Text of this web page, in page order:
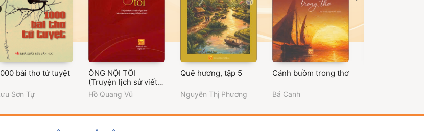
bài thơ tứ tuyệt
Sơn Tự
ÔNG NỘI TÔI
(Truyện lịch sử viết
về gia đình lão thành
cách mạng Hồ Vạn
Hồ Quang Vũ
Quê hương, tập 5
Nguyễn Thị Phương
Cánh buồm trong thơ
Bá Canh